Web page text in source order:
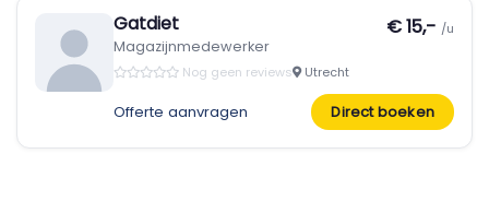
Gatdiet
Magazijnmedewerker
€ 15,- /u
Nog geen reviews Utrecht
Offerte aanvragen Direct boeken